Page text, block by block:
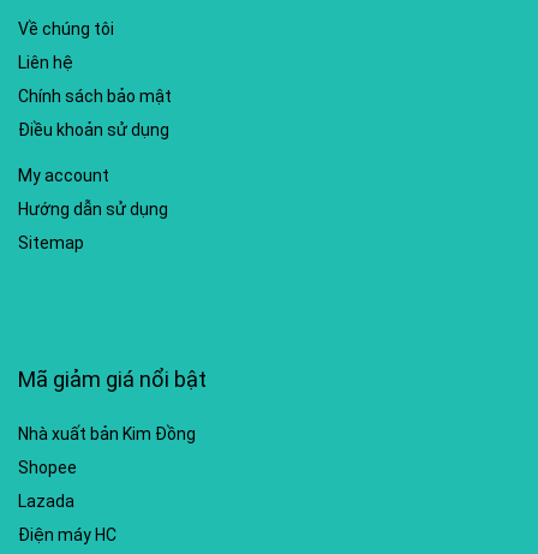
Về chúng tôi
Liên hệ
Chính sách bảo mật
Điều khoản sử dụng
My account
Hướng dẫn sử dụng
Sitemap
Mã giảm giá nổi bật
Nhà xuất bản Kim Đồng
Shopee
Lazada
Điện máy HC